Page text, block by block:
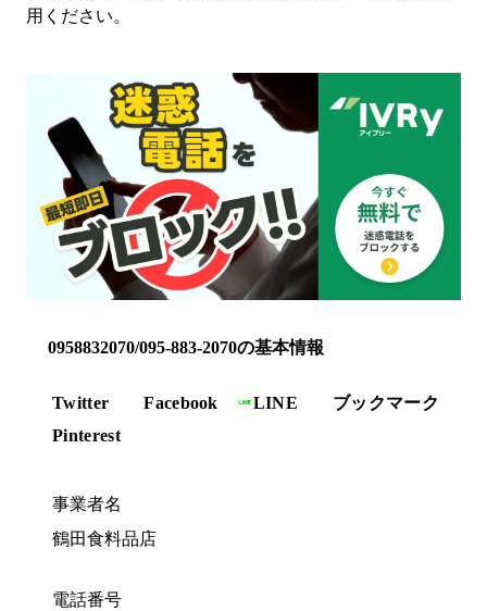
用ください。
0958832070/095-883-2070の基本情報
Twitter Facebook LINE
ブックマーク
Pinterest
事業者名
鶴田食料品店
電話番号